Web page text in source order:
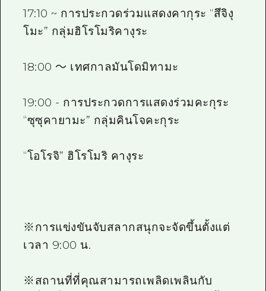
17:10 ~ การประกวดร่วมแสดงคากุระ “สึจิงุ
โมะ” กลุ่มฮิโรโมริคางุระ
18:00 ～ เทศกาลมันโดมิทามะ
19:00 - การประกวดการแสดงร่วมคะกุระ
“ซุซุคายามะ” กลุ่มคินโจคะกุระ
“โอโรจิ” ฮิโรโมริ คางุระ
※การแข่งขันจับสลากสนุกจะจัดขึ้นตั้งแต่
เวลา 9:00 น.
※สถานที่ที่คุณสามารถเพลิดเพลินกับ